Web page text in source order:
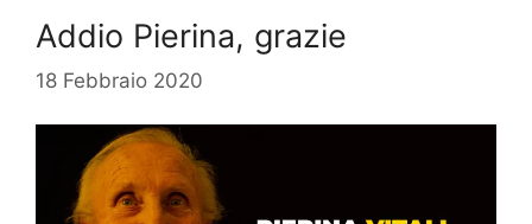
Addio Pierina, grazie
18 Febbraio 2020